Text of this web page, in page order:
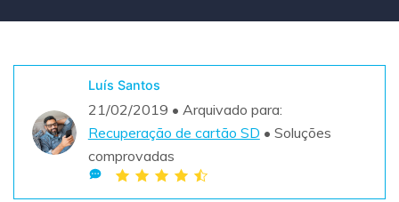
Recoverit Grátis
Recupere dados perdidos/excluídos gratuitamente
Teste Online
Luís Santos
21/02/2019 • Arquivado para:
Recuperação de cartão SD • Soluções
comprovadas